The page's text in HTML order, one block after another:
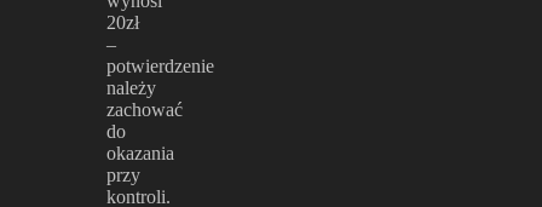
20zł
–
potwierdzenie
należy
zachować
do
okazania
przy
kontroli.